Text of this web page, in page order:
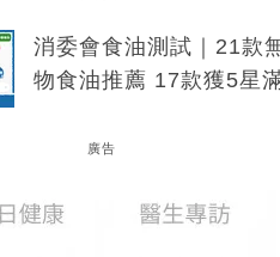
消委會食油測試｜21款
物食油推薦 17款獲5星
廣告